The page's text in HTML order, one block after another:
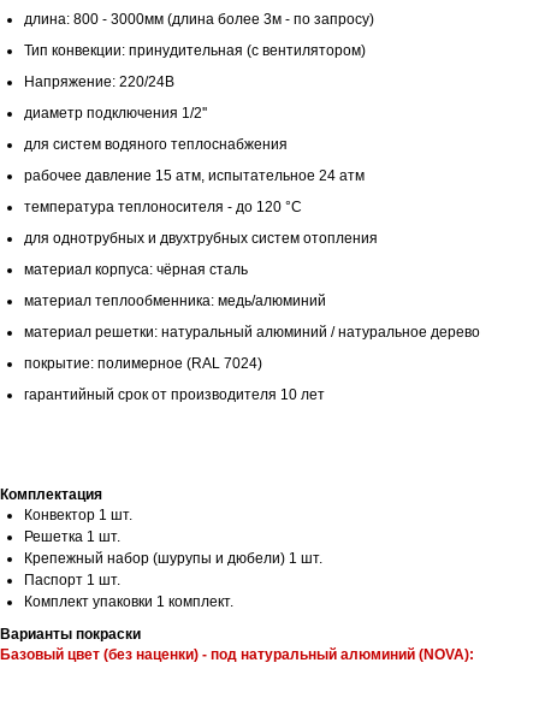
длина: 800 - 3000мм (длина более 3м - по запросу)
Тип конвекции: принудительная (с вентилятором)
Напряжение: 220/24В
диаметр подключения 1/2''
для систем водяного теплоснабжения
рабочее давление 15 атм, испытательное 24 атм
температура теплоносителя - до 120 °С
для однотрубных и двухтрубных систем отопления
материал корпуса: чёрная сталь
материал теплообменника: медь/алюминий
материал решетки: натуральный алюминий / натуральное дерево
покрытие: полимерное (RAL 7024)
гарантийный срок от производителя 10 лет
Комплектация
Конвектор 1 шт.
Решетка 1 шт.
Крепежный набор (шурупы и дюбели) 1 шт.
Паспорт 1 шт.
Комплект упаковки 1 комплект.
Варианты покраски
Базовый цвет (без наценки) - под натуральный алюминий (NOVA):